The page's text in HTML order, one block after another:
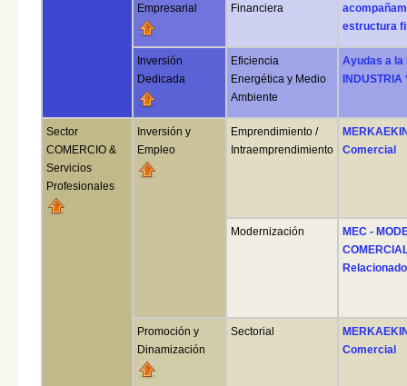
Empresarial
Financiera
estructura
Inversión
Dedicada
Eficiencia
Energética y Medio
Ambiente
Ayudas a la
Sector
COMERCIO &
Servicios
Profesionales
Inversión y
Empleo
Emprendimiento /
Intraemprendimiento
Comercial
Modernización
MEC -
Promoción y
Dinamización
Sectorial
Comercial